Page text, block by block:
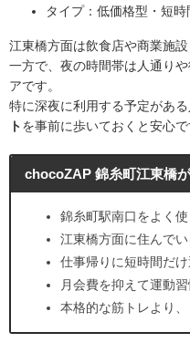
タイプ：低価格型・短
江東橋方面は飲食店や商業施
一方で、夜の時間帯は人通り
アです。
特に深夜に利用する予定がある
トを事前に歩いておくと安心で
chocoZAP 錦糸町江東橋
錦糸町駅南口をよく使
江東橋方面に住んでい
仕事帰りに短時間だ
月会費を抑えて運動
本格的な筋トレより